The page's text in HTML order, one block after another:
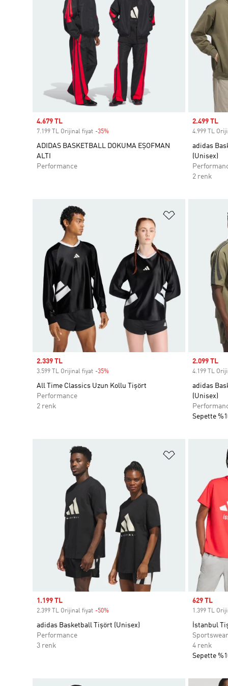
Sale price
4.679 TL
7.199 TL Orijinal fiyat -35%
ADIDAS BASKETBALL DOKUMA EŞOFMAN
ALTI
Performance
Sale price
2.499 TL
4.999 TL
adidas
(Unisex)
2 renk
Favori
Sale price
2.339 TL
3.599 TL Orijinal fiyat -35%
All Time Classics Uzun Kollu Tişört
Performance
2 renk
Sale price
2.099 TL
4.199 TL
adidas
(Unisex)
Sepette
Favori
Sale price
1.199 TL
2.399 TL Orijinal fiyat -50%
adidas Basketball Tişört (Unisex)
Performance
3 renk
Sale price
629 TL
1.399 TL
İstanbul
Sportswear
4 renk
Sepette